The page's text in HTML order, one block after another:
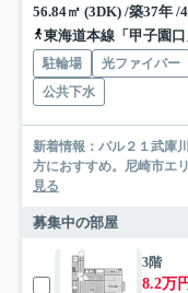
56.84㎡ (3DK) /築37年 /
東海道本線「甲子園
駐輪場 光ファイバー
公共下水
新着情報：パル２１武庫
方におすすめ。尼崎市エ
見る
募集中の部屋
3階
8.2万